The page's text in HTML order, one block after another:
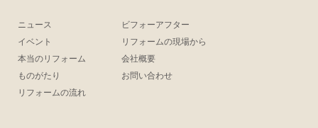
ニュース
イベント
本当のリフォーム
ものがたり
リフォームの流れ
ビフォーアフター
リフォームの現場から
会社概要
お問い合わせ